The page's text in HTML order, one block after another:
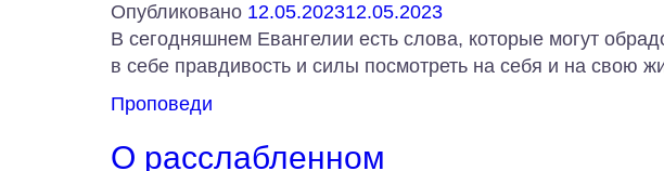
Опубликовано 12.05.202312.05.2023
В сегодняшнем Евангелии есть слова, которые могут
в себе правдивость и силы посмотреть на себя и на свою
Проповеди
О расслабленном